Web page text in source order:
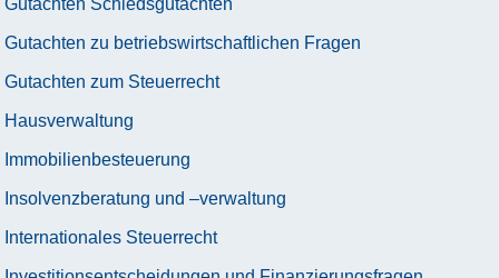
Gutachten zu betriebswirtschaftlichen Fragen
Gutachten zum Steuerrecht
Hausverwaltung
Immobilienbesteuerung
Insolvenzberatung und –verwaltung
Internationales Steuerrecht